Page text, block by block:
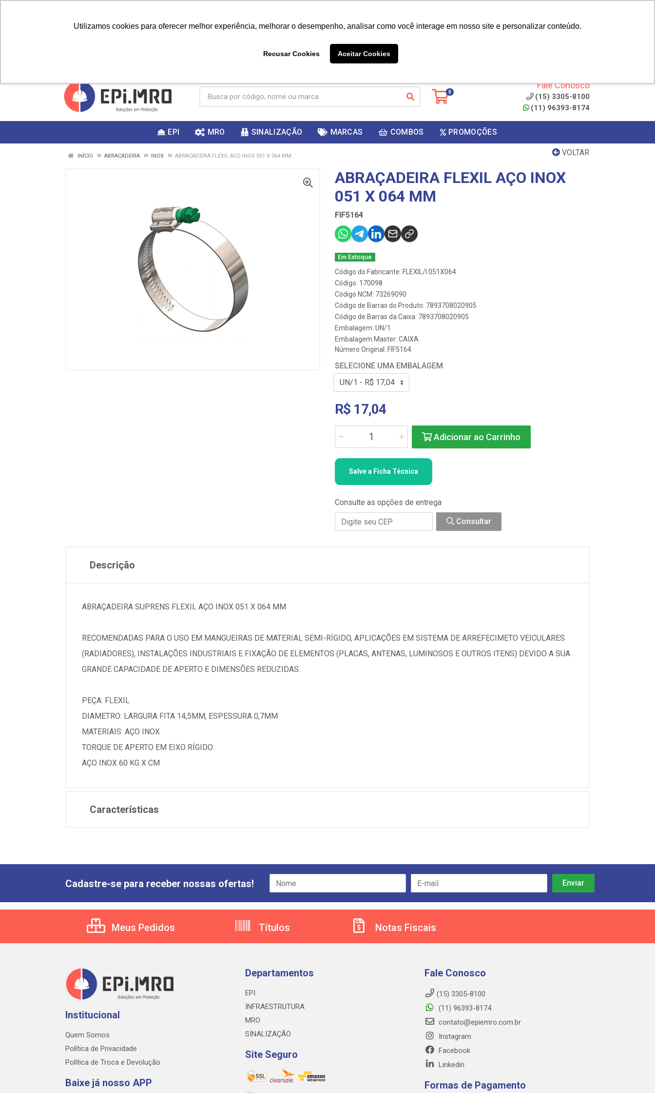
Utilizamos cookies para oferecer melhor experiência, melhorar o desempenho, analisar como você interage em nosso site e personalizar conteúdo.
Recusar Cookies Aceitar Cookies
ganhar
0
Fale Conosco
(15) 3305-8100
(11) 96393-8174
EPI MRO SINALIZAÇÃO MARCAS COMBOS PROMOÇÕES
VOLTAR
INÍCIO ABRACADEIRA INOX ABRACADEIRA FLEXIL ACO INOX 051 X 064 MM
ABRAÇADEIRA FLEXIL AÇO INOX
051 X 064 MM
FIF5164
Em Estoque
Código do Fabricante: FLEXIL/I 051X064
Código: 170098
Código NCM: 73269090
Código de Barras do Produto: 7893708020905
Código de Barras da Caixa: 7893708020905
Embalagem: UN/1
Embalagem Master: CAIXA
Número Original: FIF5164
SELECIONE UMA EMBALAGEM
R$ 17,04
Adicionar ao Carrinho
Salve a Ficha Técnica
Consulte as opções de entrega
Consultar
Descrição
ABRAÇADEIRA SUPRENS FLEXIL AÇO INOX 051 X 064 MM
RECOMENDADAS PARA O USO EM MANGUEIRAS DE MATERIAL SEMI-RÍGIDO, APLICAÇÕES EM SISTEMA DE ARREFECIMETO VEICULARES
(RADIADORES), INSTALAÇÕES INDUSTRIAIS E FIXAÇÃO DE ELEMENTOS (PLACAS, ANTENAS, LUMINOSOS E OUTROS ITENS) DEVIDO A SUA
GRANDE CAPACIDADE DE APERTO E DIMENSÕES REDUZIDAS.
PEÇA: FLEXIL
DIAMETRO: LARGURA FITA 14,5MM, ESPESSURA 0,7MM
MATERIAIS: AÇO INOX
TORQUE DE APERTO EM EIXO RÍGIDO:
AÇO INOX 60 KG X CM
Características
Cadastre-se para receber nossas ofertas!
Meus Pedidos Títulos Notas Fiscais
Institucional
Quem Somos
Política de Privacidade
Política de Troca e Devolução
Baixe já nosso APP
Departamentos
EPI
INFRAESTRUTURA
MRO
SINALIZAÇÃO
Site Seguro
Fale Conosco
(15) 3305-8100
(11) 96393-8174
contato@epiemro.com.br
Instagram
Facebook
Linkedin
Formas de Pagamento